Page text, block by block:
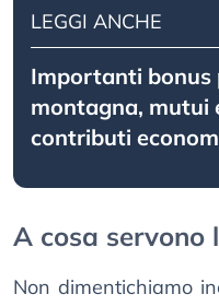
LEGGI ANCHE
Importanti bonus
montagna, mutui
contributi
A cosa servono
Non dimentichiamo